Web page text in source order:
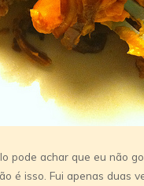
pode achar que eu não
é isso. Fui apenas duas